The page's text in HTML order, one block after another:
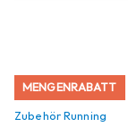
MENGENRABATT
Zubehör Running